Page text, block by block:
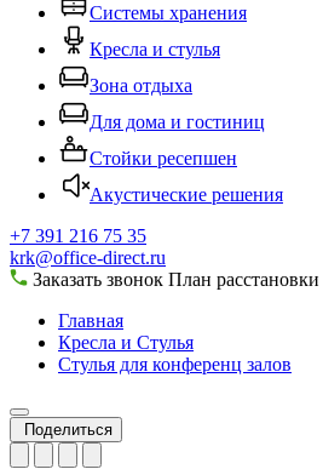
Системы хранения
Кресла и стулья
Зона отдыха
Для дома и гостиниц
Стойки ресепшен
Акустические решения
+7 391 216 75 35
krk@office-direct.ru
Заказать звонок План расстановки
Главная
Кресла и Стулья
Стулья для конференц залов
Поделиться